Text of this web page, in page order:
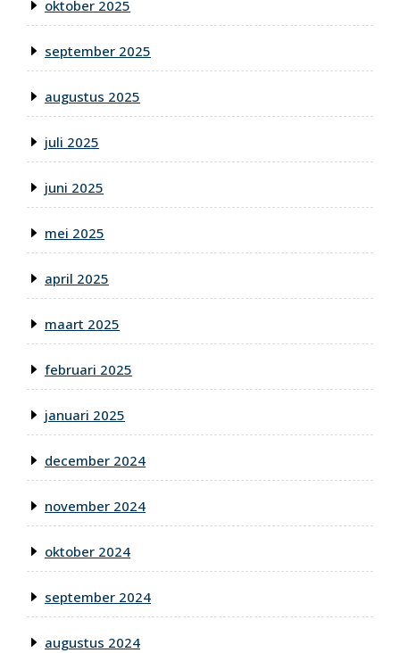
oktober 2025
september 2025
augustus 2025
juli 2025
juni 2025
mei 2025
april 2025
maart 2025
februari 2025
januari 2025
december 2024
november 2024
oktober 2024
september 2024
augustus 2024